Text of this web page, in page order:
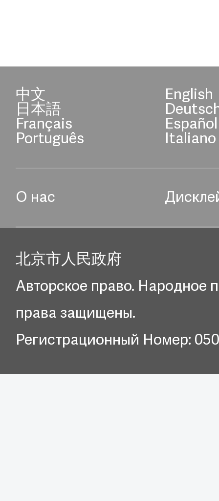
中文 English
日本語
Français Español
Português Italiano
О нас
北京市人民政府
Авторское право. Народное
права защищены.
Регистрационный Номер: